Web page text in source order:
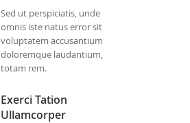
Sed ut perspiciatis, unde
omnis iste natus error sit
voluptatem accusantium
doloremque laudantium,
totam rem.
Exerci Tation
Ullamcorper